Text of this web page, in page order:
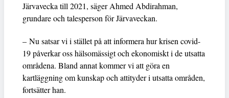
Järvavecka till 2021, säger Ahmed Abdirahman,
grundare och talesperson för Järvaveckan.
– Nu satsar vi i stället på att informera hur krisen covid-
19 påverkar oss hälsomässigt och ekonomiskt i de utsatta
områdena. Bland annat kommer vi att göra en
kartläggning om kunskap och attityder i utsatta områden,
fortsätter han.